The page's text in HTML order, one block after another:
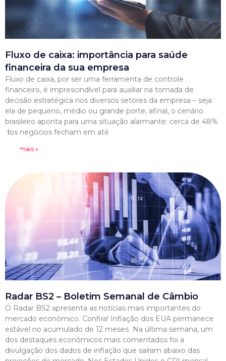
Fluxo de caixa: importância para saúde
financeira da sua empresa
Fluxo de caixa, por ser uma ferramenta de controle
financeiro, é imprescindível para auxiliar na tomada de
decisão estratégica nos diversos setores da empresa – seja
ela de pequeno, médio ou grande porte, afinal, o cenário
brasileiro aponta para uma situação alarmante: cerca de 48%
dos negócios fecham em até
Leia mais »
Radar BS2 – Boletim Semanal de Câmbio
O Radar BS2 apresenta as notícias mais importantes do
mercado econômico. Confira! Inflação dos EUA permanece
estável no acumulado de 12 meses Na última semana, um
dos destaques econômicos mais comentados foi a
divulgação dos dados de inflação que saíram abaixo das